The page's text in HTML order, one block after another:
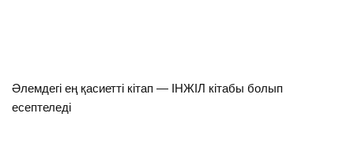
Әлемдегі ең қасиетті кітап — ІНЖІЛ кітабы болып
есептеледі